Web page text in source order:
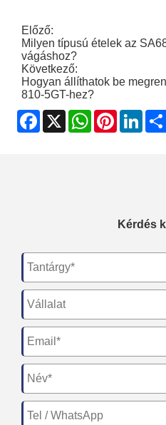
Előző:
Milyen típusú ételek az
vágáshoz?
Következő:
Hogyan állíthatok be
810-5GT-hez?
Facebook
X WhatsApp
Pinterest
Kérdés